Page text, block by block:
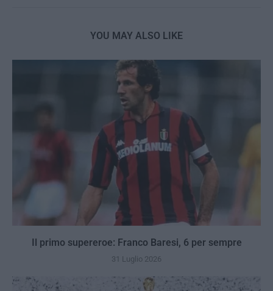
YOU MAY ALSO LIKE
Il primo supereroe: Franco Baresi, 6 per sempre
31 Luglio 2026